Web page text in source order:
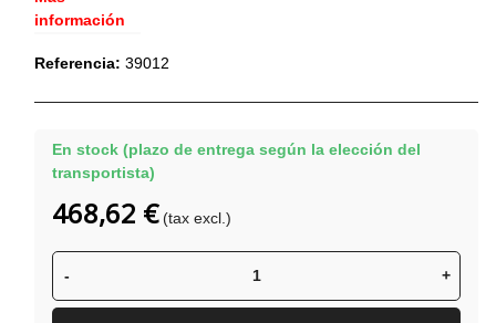
información
Referencia: 39012
En stock (plazo de entrega según la elección del
transportista)
- +
468,62 € (tax excl.)